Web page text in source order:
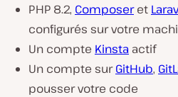
PHP 8.2, Composeret
configurés sur votre
Un compte Kinsta actif
Un compte surGitHub,
pousser votre code